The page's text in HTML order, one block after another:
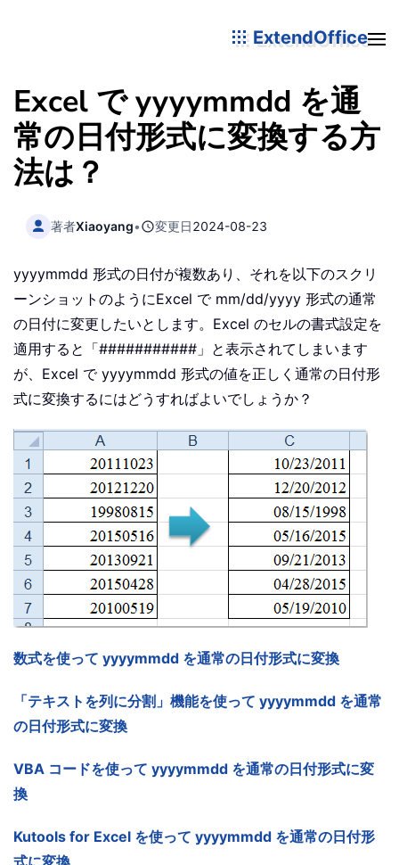
ExtendOffice
Excel で yyyymmdd を通
常の日付形式に変換する方
法は？
著者Xiaoyang• 変更日2024-08-23
yyyymmdd 形式の日付が複数あり、それを以下のスクリ
ーンショットのようにExcel で mm/dd/yyyy 形式の通常
の日付に変更したいとします。Excel のセルの書式設定を
適用すると「###########」と表示されてしまいます
が、Excel で yyyymmdd 形式の値を正しく通常の日付形
式に変換するにはどうすればよいでしょうか？
数式を使って yyyymmdd を通常の日付形式に変換
「テキストを列に分割」機能を使って yyyymmdd を通常
の日付形式に変換
VBA コードを使って yyyymmdd を通常の日付形式に変
換
Kutools for Excel を使って yyyymmdd を通常の日付形